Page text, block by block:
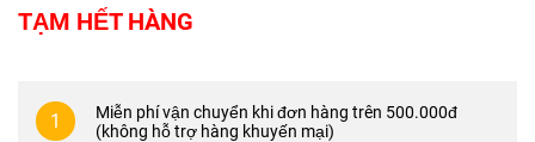
TẠM HẾT HÀNG
1
Miễn phí vận chuyển khi đơn hàng trên 500.000đ
(không hỗ trợ hàng khuyến mại)